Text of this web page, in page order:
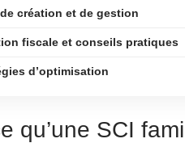
création et de gestion
fiscale et conseils pratiques
d’optimisation
qu’une SCI